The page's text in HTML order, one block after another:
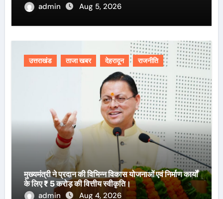
admin
Aug 5, 2026
उत्तराखंड ताजा खबर देहरादून राजनीति
मुख्यमंत्री ने प्रदान की विभिन्न विकास योजनाओं एवं निर्माण कार्यों
के लिए ₹ 5 करोड़ की वित्तीय स्वीकृति।
admin
Aug 4, 2026